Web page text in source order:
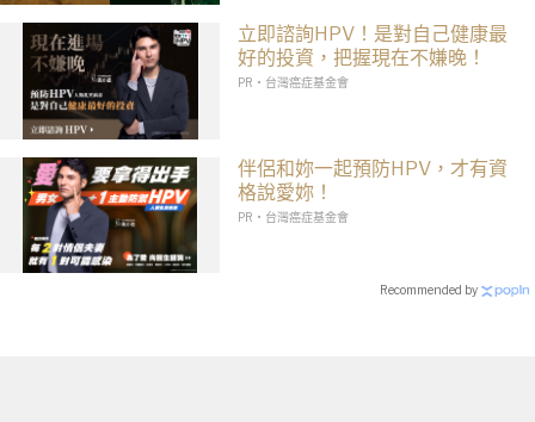
立即諮詢HPV！是對自己健康最
好的投資，把握現在不嫌晚！
PR・台灣癌症基金會
伴侶和妳一起預防HPV，才有資
格說愛妳！
PR・台灣癌症基金會
Recommended by